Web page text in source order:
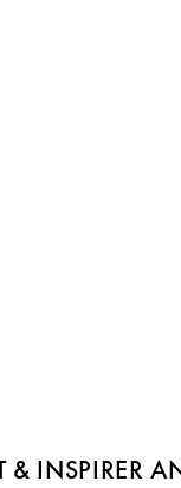
& INSPIRER